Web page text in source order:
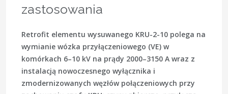
zastosowania
Retrofit elementu wysuwanego KRU-2-10 polega na
wymianie wózka przyłączeniowego (VE) w
komórkach 6–10 kV na prądy 2000–3150 A wraz z
instalacją nowoczesnego wyłącznika i
zmodernizowanych węzłów połączeniowych przy